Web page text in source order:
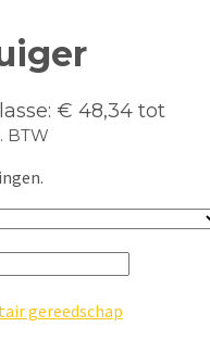
€ 48,34 tot
BTW
gereedschap